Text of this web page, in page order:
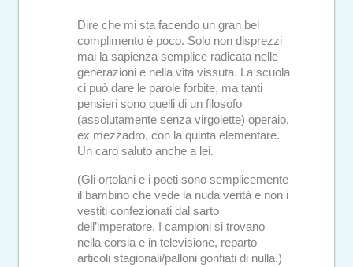
Dire che mi sta facendo un gran bel
complimento è poco. Solo non disprezzi
mai la sapienza semplice radicata nelle
generazioni e nella vita vissuta. La scuola
ci può dare le parole forbite, ma tanti
pensieri sono quelli di un filosofo
(assolutamente senza virgolette) operaio,
ex mezzadro, con la quinta elementare.
Un caro saluto anche a lei.
(Gli ortolani e i poeti sono semplicemente
il bambino che vede la nuda verità e non i
vestiti confezionati dal sarto
dell’imperatore. I campioni si trovano
nella corsia e in televisione, reparto
articoli stagionali/palloni gonfiati di nulla.)